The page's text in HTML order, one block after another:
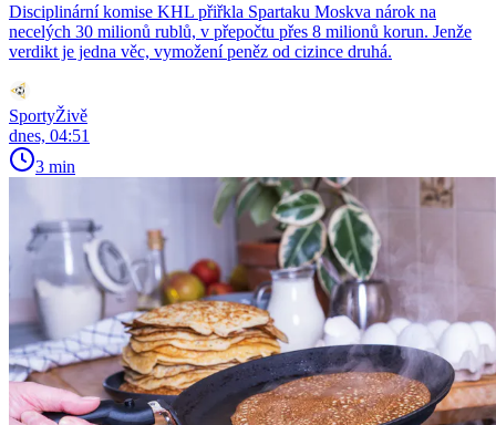
Disciplinární komise KHL přiřkla Spartaku Moskva nárok na
necelých 30 milionů rublů, v přepočtu přes 8 milionů korun. Jenže
verdikt je jedna věc, vymožení peněz od cizince druhá.
SportyŽivě
dnes, 04:51
3 min